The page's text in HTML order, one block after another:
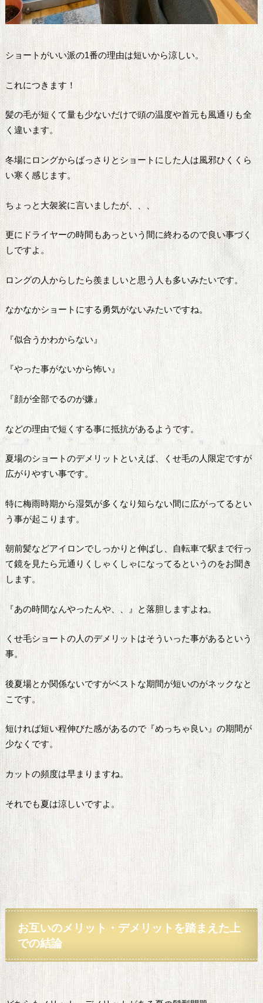
ショートがいい派の1番の理由は短いから涼しい。
これにつきます！
髪の毛が短くて量も少ないだけで頭の温度や首元も風通りも全
く違います。
冬場にロングからばっさりとショートにした人は風邪ひくくら
い寒く感じます。
ちょっと大袈裟に言いましたが、、、
更にドライヤーの時間もあっという間に終わるので良い事づく
しですよ。
ロングの人からしたら羨ましいと思う人も多いみたいです。
なかなかショートにする勇気がないみたいですね。
『似合うかわからない』
『やった事がないから怖い』
『顔が全部でるのが嫌』
などの理由で短くする事に抵抗があるようです。
夏場のショートのデメリットといえば、くせ毛の人限定ですが
広がりやすい事です。
特に梅雨時期から湿気が多くなり知らない間に広がってるとい
う事が起こります。
朝前髪などアイロンでしっかりと伸ばし、自転車で駅まで行っ
て鏡を見たら元通りくしゃくしゃになってるというのをお聞き
します。
『あの時間なんやったんや、、』と落胆しますよね。
くせ毛ショートの人のデメリットはそういった事があるという
事。
後夏場とか関係ないですがベストな期間が短いのがネックなと
こです。
短ければ短い程伸びた感があるので『めっちゃ良い』の期間が
少なくです。
カットの頻度は早まりますね。
それでも夏は涼しいですよ。
お互いのメリット・デメリットを踏まえた上
での結論